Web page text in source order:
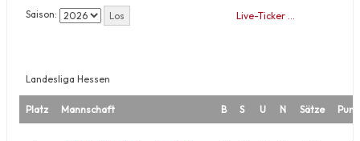
Saison: Live-Ticker …
Landesliga Hessen
Platz Mannschaft B S U N Sätze